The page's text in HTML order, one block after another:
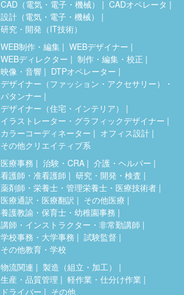
CAD（電気・電子・機械）
CADオペレータ
設計（電気・電子・機械）
研究・開発（IT技術）
WEB制作・編集
WEBデザイナー
WEBディレクター
制作・編集・校正
映像・音響
DTPオペレーター
デザイナー（ファッション・アクセサリー）・
パタンナー
デザイナー（住宅・インテリア）
イラストレーター・グラフィックデザイナー
カラーコーディネーター
オフィス設計
その他クリエイティブ系
医療事務 治験・CRA
介護・ヘルパー
看護師・准看護師
研究・開発・検査
薬剤師・栄養士・管理栄養士・医療技術者
医療通訳・医療翻訳
その他医療
養護教諭・保育士・幼稚園事務
講師・インストラクター・非常勤講師
学校事務・大学事務
試験監督
その他教育・学校
物流関連
製造（組立・加工）
生産・品質管理
軽作業・仕分け作業
ドライバー
その他